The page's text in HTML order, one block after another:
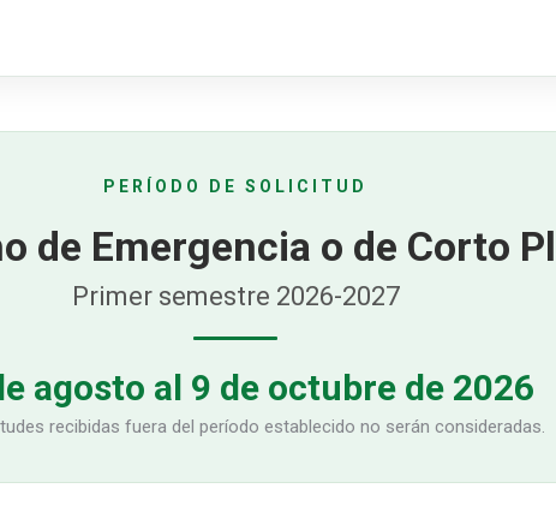
PERÍODO DE SOLICITUD
de Emergencia o de Corto
Primer semestre 2026-2027
agosto al 9 de octubre de 2026
recibidas fuera del período establecido no serán consideradas.